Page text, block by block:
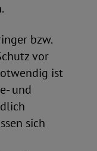
bzw.
vor
ist
und
sich